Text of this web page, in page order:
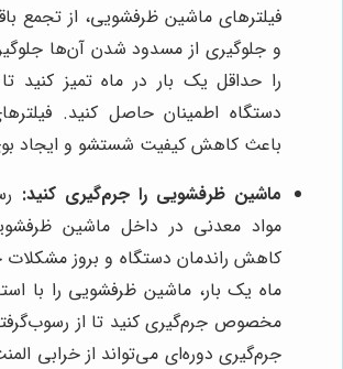
فیلترهای ماشین ظرفشویی، از تجمع
و جلوگیری از مسدود شدن آن‌ها
را حداقل یک بار در ماه تمیز کنید
دستگاه اطمینان حاصل کنید.
باعث کاهش کیفیت شستشو و ایجاد
ماشین ظرفشویی را جرم‌گیری کنید:
مواد معدنی در داخل ماشین
کاهش راندمان دستگاه و بروز
ماه یک بار، ماشین ظرفشویی را با
مخصوص جرم‌گیری کنید تا از
جرم‌گیری دوره‌ای می‌تواند از خرابی